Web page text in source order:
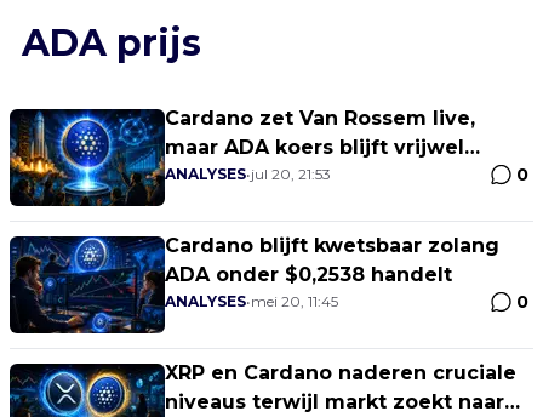
ADA prijs
Cardano zet Van Rossem live,
maar ADA koers blijft vrijwel
stilstaan
ANALYSES•jul 20, 21:53 0
Cardano blijft kwetsbaar zolang
ADA onder $0,2538 handelt
ANALYSES•mei 20, 11:45 0
XRP en Cardano naderen cruciale
niveaus terwijl markt zoekt naar